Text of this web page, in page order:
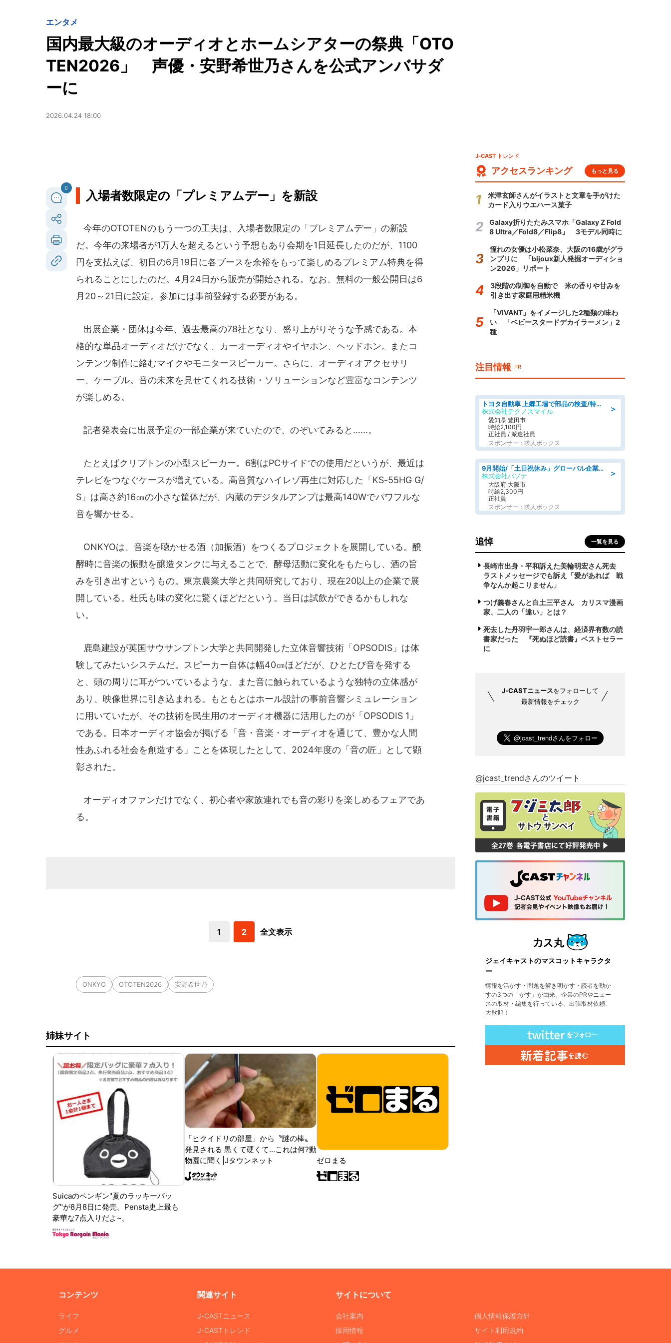
エンタメ
国内最大級のオーディオとホームシアターの祭典「OTO
TEN2026」 声優・安野希世乃さんを公式アンバサダ
ーに
2026.04.24 18:00
0
入場者数限定の「プレミアムデー」を新設
今年のOTOTENのもう一つの工夫は、入場者数限定の「プレミアムデー」の新設
だ。今年の来場者が1万人を超えるという予想もあり会期を1日延長したのだが、1100
円を支払えば、初日の6月19日に各ブースを余裕をもって楽しめるプレミアム特典を得
られることにしたのだ。4月24日から販売が開始される。なお、無料の一般公開日は6
月20～21日に設定。参加には事前登録する必要がある。
出展企業・団体は今年、過去最高の78社となり、盛り上がりそうな予感である。本
格的な単品オーディオだけでなく、カーオーディオやイヤホン、ヘッドホン。またコ
ンテンツ制作に絡むマイクやモニタースピーカー。さらに、オーディオアクセサリ
ー、ケーブル。音の未来を見せてくれる技術・ソリューションなど豊富なコンテンツ
が楽しめる。
記者発表会に出展予定の一部企業が来ていたので、のぞいてみると......。
たとえばクリプトンの小型スピーカー。6割はPCサイドでの使用だというが、最近は
テレビをつなぐケースが増えている。高音質なハイレゾ再生に対応した「KS-55HG G/
S」は高さ約16㎝の小さな筐体だが、内蔵のデジタルアンプは最高140Wでパワフルな
音を響かせる。
ONKYOは、音楽を聴かせる酒（加振酒）をつくるプロジェクトを展開している。醗
酵時に音楽の振動を醸造タンクに与えることで、酵母活動に変化をもたらし、酒の旨
みを引き出すというもの。東京農業大学と共同研究しており、現在20以上の企業で展
開している。杜氏も味の変化に驚くほどだという。当日は試飲ができるかもしれな
い。
鹿島建設が英国サウサンプトン大学と共同開発した立体音響技術「OPSODIS」は体
験してみたいシステムだ。スピーカー自体は幅40㎝ほどだが、ひとたび音を発する
と、頭の周りに耳がついているような、また音に触られているような独特の立体感が
あり、映像世界に引き込まれる。もともとはホール設計の事前音響シミュレーション
に用いていたが、その技術を民生用のオーディオ機器に活用したのが「OPSODIS 1」
である。日本オーディオ協会が掲げる「音・音楽・オーディオを通じて、豊かな人間
性あふれる社会を創造する」ことを体現したとして、2024年度の「音の匠」として顕
彰された。
オーディオファンだけでなく、初心者や家族連れでも音の彩りを楽しめるフェアであ
る。
1 2 全文表示
ONKYO OTOTEN2026 安野希世乃
姉妹サイト
Suicaのペンギン"夏のラッキーバッ
グ"が8月8日に発売。Pensta史上最も
豪華な7点入りだよ~。
「ヒクイドリの部屋」から〝謎の棒〟
発見される 黒くて硬くて...これは何?動
物園に聞く|Jタウンネット
ゼロまる
J-CAST トレンド
アクセスランキング もっと見る
米津玄師さんがイラストと文章を手がけた
カード入りウエハース菓子
Galaxy折りたたみスマホ「Galaxy Z Fold
8 Ultra／Fold8／Flip8」 3モデル同時に
憧れの女優は小松菜奈、大阪の16歳がグラ
ンプリに 「bijoux新人発掘オーディショ
ン2026」リポート
3段階の制御を自動で 米の香りや甘みを
引き出す家庭用精米機
「VIVANT」をイメージした2種類の味わ
い 「ベビースタードデカイラーメン」2
種
注目情報 PR
＞
トヨタ自動車 上郷工場で部品の検査/特典168万/tutumi
株式会社テクノスマイル
愛知県 豊田市
時給2,100円
正社員 / 派遣社員
スポンサー：求人ボックス
＞
9月開始/「土日祝休み」グローバル企業での産業保健のお仕事/保健師/高時給/残業なし/服装自由
株式会社パソナ
大阪府 大阪市
時給2,300円
正社員
スポンサー：求人ボックス
追悼 一覧を見る
長崎市出身・平和訴えた美輪明宏さん死去
ラストメッセージでも訴え「愛があれば 戦
争なんか起こりません」
つげ義春さんと白土三平さん カリスマ漫画
家、二人の「違い」とは？
死去した丹羽宇一郎さんは、経済界有数の読
書家だった 『死ぬほど読書』ベストセラー
に
J-CASTニュースをフォローして
最新情報をチェック
@jcast_trendさんのツイート
ジェイキャストのマスコットキャラクタ
ー
情報を活かす・問題を解き明かす・読者を動か
すの3つの「かす」が由来。企業のPRやニュー
スの取材・編集を行っている。出張取材依頼、
大歓迎！
コンテンツ
ライフ
グルメ
関連サイト
J-CASTニュース
J-CASTトレンド
サイトについて
会社案内
採用情報
個人情報保護方針
サイト利用規約